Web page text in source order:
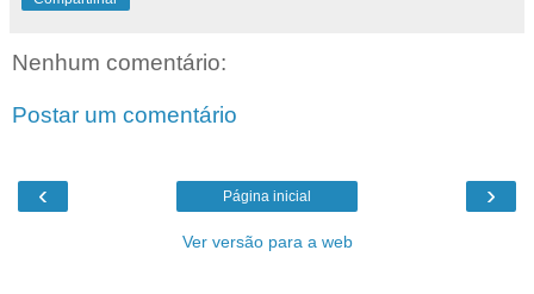
Nenhum comentário:
Postar um comentário
‹ ›
Página inicial
Ver versão para a web